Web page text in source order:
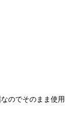
のでそのまま使用